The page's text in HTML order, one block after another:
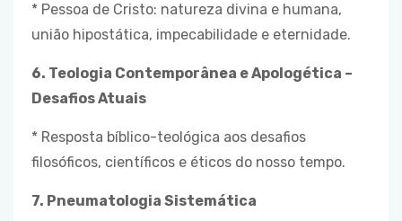
* Pessoa de Cristo: natureza divina e humana,
união hipostática, impecabilidade e eternidade.
6. Teologia Contemporânea e Apologética –
Desafios Atuais
* Resposta bíblico-teológica aos desafios
filosóficos, científicos e éticos do nosso tempo.
7. Pneumatologia Sistemática